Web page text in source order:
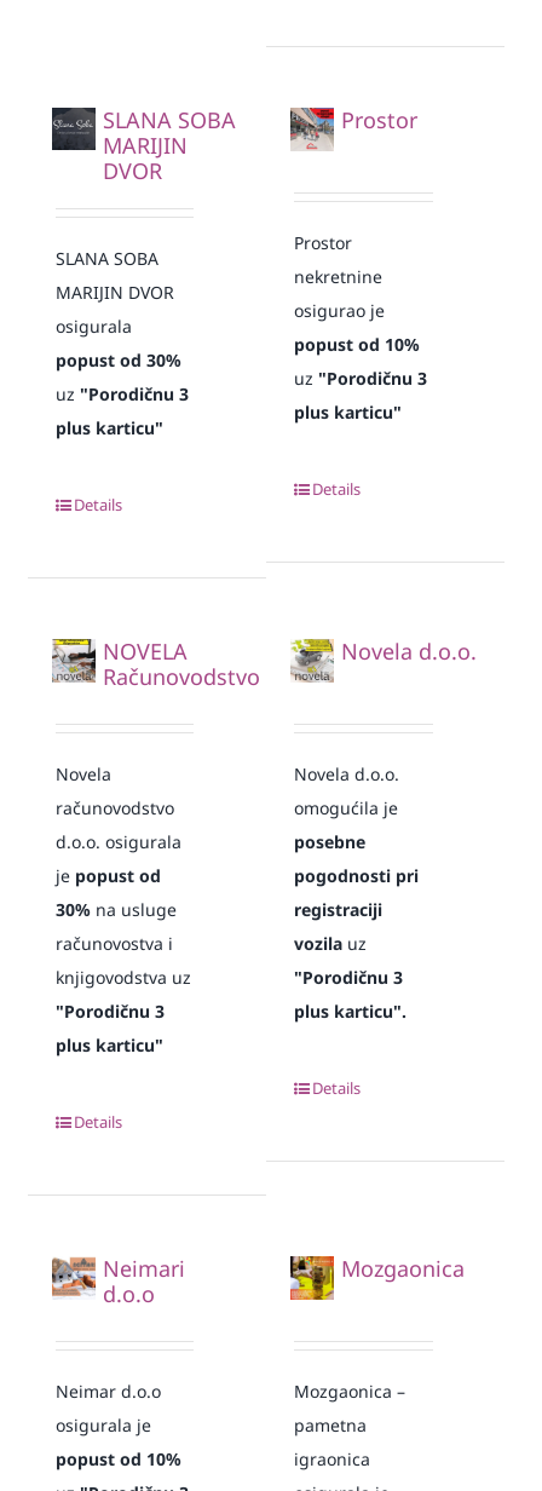
SLANA SOBA
MARIJIN
DVOR
SLANA SOBA
MARIJIN DVOR
osigurala
popust od 30%
uz "Porodičnu 3
plus karticu"
Details
Prostor
Prostor
nekretnine
osigurao je
popust od 10%
uz"Porodičnu 3
plus karticu"
Details
NOVELA
Računovodstvo
Novela
računovodstvo
d.o.o. osigurala
je popust od
30%na usluge
računovostva i
knjigovodstva uz
"Porodičnu 3
plus karticu"
Details
Novela d.o.o.
Novela d.o.o.
omogućila je
posebne
pogodnosti pri
registraciji
vozila uz
"Porodičnu 3
plus karticu".
Details
Neimari
d.o.o
Neimar d.o.o
osigurala je
popust od 10%
Mozgaonica
Mozgaonica –
pametna
igraonica